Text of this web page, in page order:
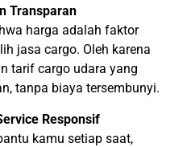
Transparan
harga adalah faktor
jasa cargo. Oleh karena
tarif cargo udara yang
tanpa biaya tersembunyi.
Responsif
kamu setiap saat,